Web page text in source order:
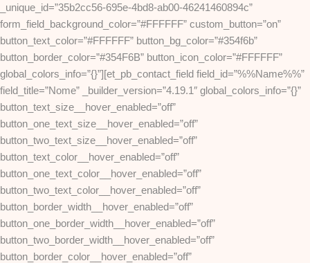
_unique_id=”35b2cc56-695e-4bd8-ab00-46241460894c”
form_field_background_color=”#FFFFFF” custom_button=”on”
button_text_color=”#FFFFFF” button_bg_color=”#354f6b”
button_border_color=”#354F6B” button_icon_color=”#FFFFFF”
global_colors_info=”{}”][et_pb_contact_field field_id=”%%Name%%”
field_title=”Nome” _builder_version=”4.19.1″ global_colors_info=”{}”
button_text_size__hover_enabled=”off”
button_one_text_size__hover_enabled=”off”
button_two_text_size__hover_enabled=”off”
button_text_color__hover_enabled=”off”
button_one_text_color__hover_enabled=”off”
button_two_text_color__hover_enabled=”off”
button_border_width__hover_enabled=”off”
button_one_border_width__hover_enabled=”off”
button_two_border_width__hover_enabled=”off”
button_border_color__hover_enabled=”off”